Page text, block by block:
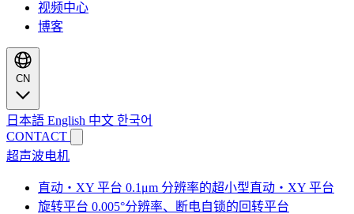
视频中心
博客
CN
日本語 English 中文 한국어
CONTACT
超声波电机
直动・XY 平台 0.1μm 分辨率的超小型直动・XY 平台
旋转平台 0.005°分辨率、断电自锁的回转平台